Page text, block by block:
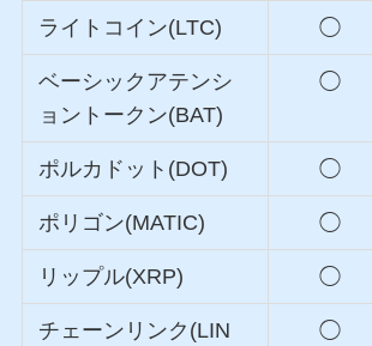
ライトコイン(LTC) ◯
ベーシックアテンシ
ョントークン(BAT)
◯
ポルカドット(DOT) ◯
ポリゴン(MATIC) ◯
リップル(XRP) ◯
チェーンリンク(LIN
◯